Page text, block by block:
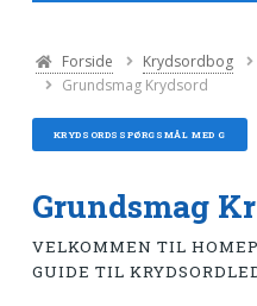
Forside Krydsordbog
Grundsmag Krydsord
KRYDSORDSSPØRGSMÅL MED G
Grundsmag
VELKOMMEN TIL
GUIDE TIL